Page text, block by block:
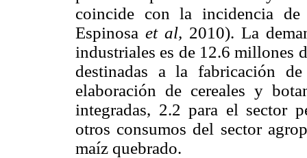
coincide con la incidencia
Espinosaet al, 2010). La
industriales es de 12.6 millones
destinadas a la fabricación
elaboración de cereales y
integradas, 2.2 para el sector
otros consumos del sector
maíz quebrado.